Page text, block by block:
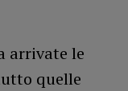
arrivate le
quelle